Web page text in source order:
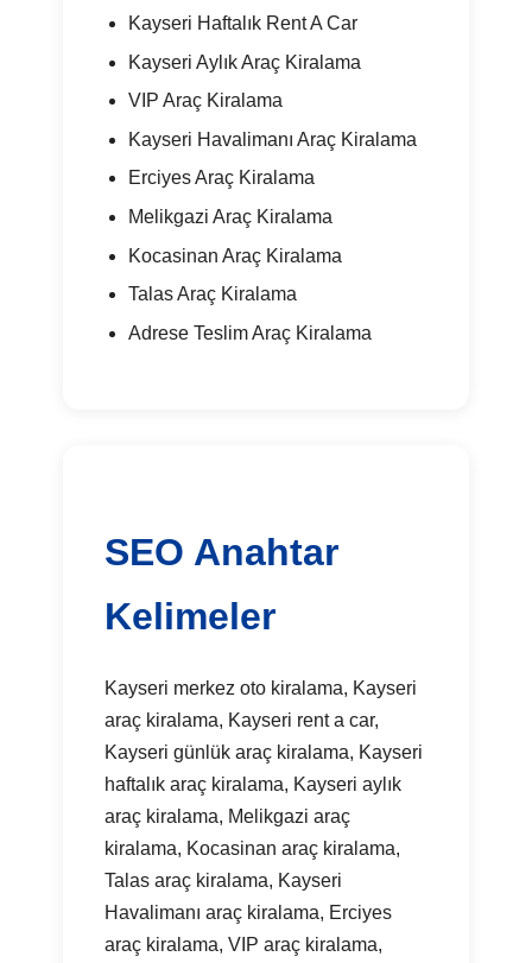
Kayseri Haftalık Rent A Car
Kayseri Aylık Araç Kiralama
VIP Araç Kiralama
Kayseri Havalimanı Araç Kiralama
Erciyes Araç Kiralama
Melikgazi Araç Kiralama
Kocasinan Araç Kiralama
Talas Araç Kiralama
Adrese Teslim Araç Kiralama
SEO Anahtar
Kelimeler
Kayseri merkez oto kiralama, Kayseri
araç kiralama, Kayseri rent a car,
Kayseri günlük araç kiralama, Kayseri
haftalık araç kiralama, Kayseri aylık
araç kiralama, Melikgazi araç
kiralama, Kocasinan araç kiralama,
Talas araç kiralama, Kayseri
Havalimanı araç kiralama, Erciyes
araç kiralama, VIP araç kiralama,